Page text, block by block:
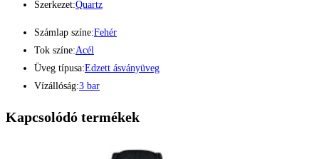
Szerkezet:Quartz
Számlap színe:Fehér
Tok színe:Acél
Üveg típusa:Edzett ásványüveg
Vízállóság:3 bar
Kapcsolódó termékek